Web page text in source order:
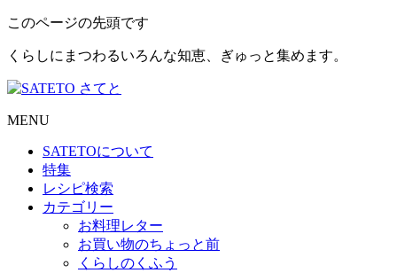
このページの先頭です
くらしにまつわるいろんな知恵、ぎゅっと集めます。
MENU
SATETOについて
特集
レシピ検索
カテゴリー
お料理レター
お買い物のちょっと前
くらしのくふう